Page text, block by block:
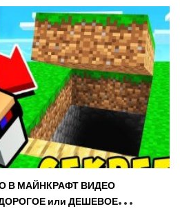
В МАЙНКРАФТ ВИДЕО
или ДЕШЕВОЕ